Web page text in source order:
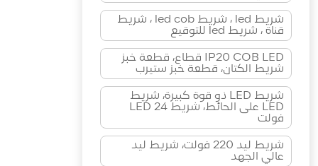
شريط led ، شريط led cob ، شريط
قناة ، شريط led للتوقيع
IP20 COB LED قطاع، قطعة خبز
شريط الكتان، قطعة خبز ستيرب
شريط LED ذو قوة كبيرة، شريط
LED على الحائط، شريط LED 24
فولت
شريط ليد 220 فولت، شريط ليد
عالي الجهد